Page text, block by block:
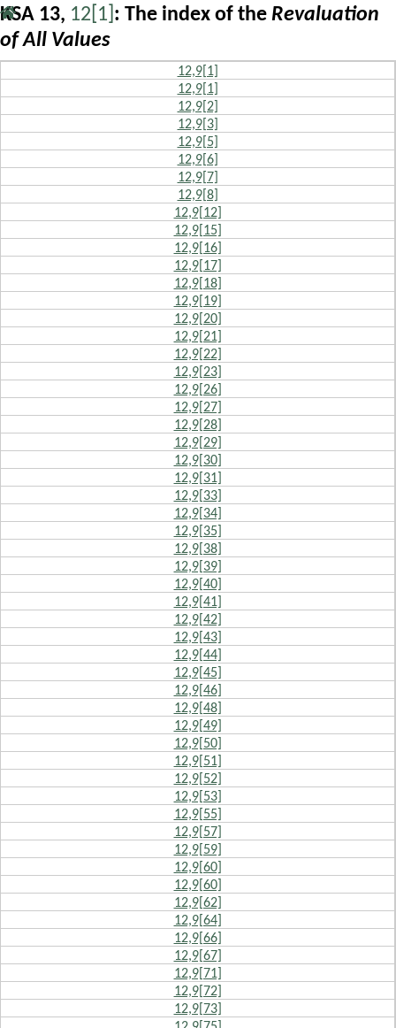
KSA 13, 12[1]: The index of theRevaluation
of All Values
12,9[1]
12,9[1]
12,9[2]
12,9[3]
12,9[5]
12,9[6]
12,9[7]
12,9[8]
12,9[12]
12,9[15]
12,9[16]
12,9[17]
12,9[18]
12,9[19]
12,9[20]
12,9[21]
12,9[22]
12,9[23]
12,9[26]
12,9[27]
12,9[28]
12,9[29]
12,9[30]
12,9[31]
12,9[33]
12,9[34]
12,9[35]
12,9[38]
12,9[39]
12,9[40]
12,9[41]
12,9[42]
12,9[43]
12,9[44]
12,9[45]
12,9[46]
12,9[48]
12,9[49]
12,9[50]
12,9[51]
12,9[52]
12,9[53]
12,9[55]
12,9[57]
12,9[59]
12,9[60]
12,9[60]
12,9[62]
12,9[64]
12,9[66]
12,9[67]
12,9[71]
12,9[72]
12,9[73]